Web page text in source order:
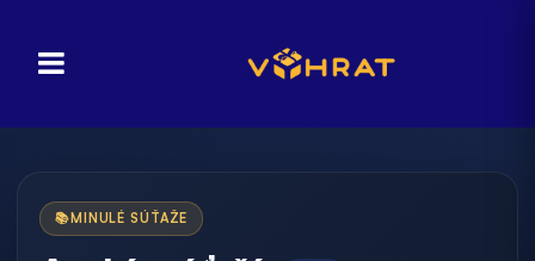
📚 MINULÉ SÚŤAŽE